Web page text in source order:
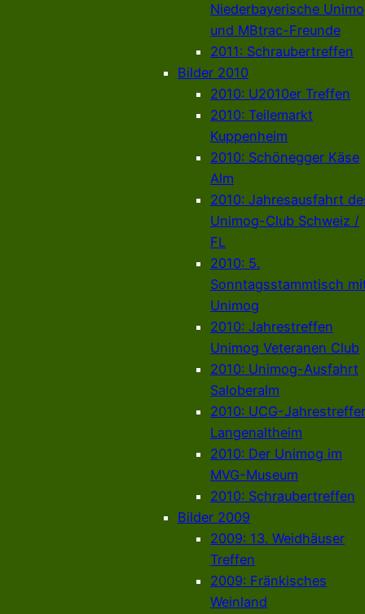
Niederbayerische
und MBtrac-Freunde
2011: Schraubertreffen
Bilder 2010
2010: U2010er Treffen
2010: Teilemarkt
Kuppenheim
2010: Schönegger Käse
Alm
2010: Jahresausfahrt
Unimog-Club Schweiz /
FL
2010: 5.
Sonntagsstammtisch
Unimog
2010: Jahrestreffen
Unimog Veteranen Club
2010: Unimog-Ausfahrt
Saloberalm
2010: UCG-
Langenaltheim
2010: Der Unimog im
MVG-Museum
2010: Schraubertreffen
Bilder 2009
2009: 13. Weidhäuser
Treffen
2009: Fränkisches
Weinland